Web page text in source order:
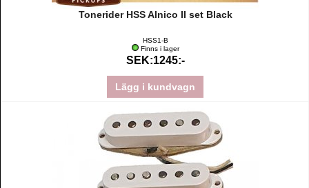
Tonerider HSS Alnico II set Black
HSS1-B
Finns i lager
SEK:1245:-
Lägg i kundvagn